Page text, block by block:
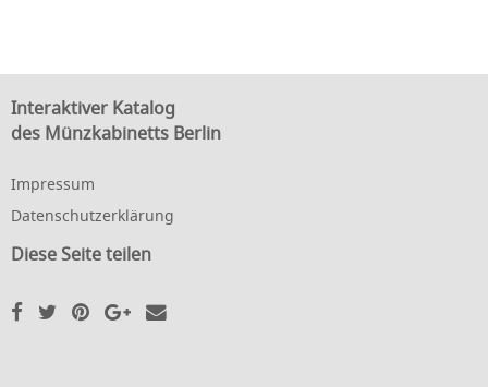
Interaktiver Katalog
des Münzkabinetts Berlin
Impressum
Datenschutzerklärung
Diese Seite teilen